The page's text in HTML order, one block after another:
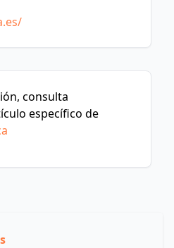
consulta
específico de